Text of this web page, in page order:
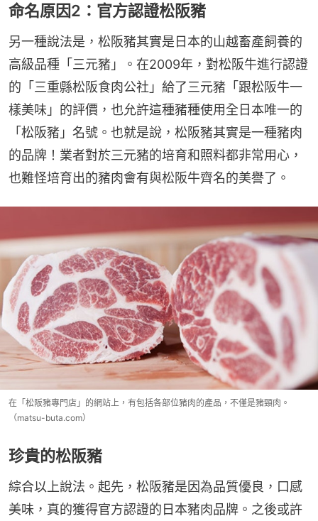
命名原因2：官方認證松阪豬
另一種說法是，松阪豬其實是日本的山越畜產飼養的
高級品種「三元豬」。在2009年，對松阪牛進行認證
的「三重縣松阪食肉公社」給了三元豬「跟松阪牛一
樣美味」的評價，也允許這種豬種使用全日本唯一的
「松阪豬」名號。也就是說，松阪豬其實是一種豬肉
的品牌！業者對於三元豬的培育和照料都非常用心，
也難怪培育出的豬肉會有與松阪牛齊名的美譽了。
在「松阪豬專門店」的網站上，有包括各部位豬肉的產品，不僅是豬頸肉。
（matsu-buta.com）
珍貴的松阪豬
綜合以上說法。起先，松阪豬是因為品質優良，口感
美味，真的獲得官方認證的日本豬肉品牌。之後或許